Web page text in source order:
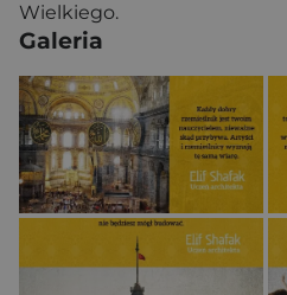
Wielkiego.
Galeria